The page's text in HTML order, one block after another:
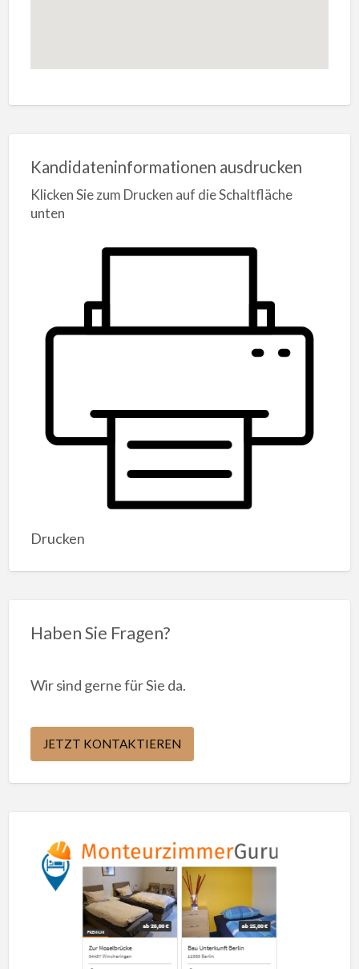
Kandidateninformationen ausdrucken
Klicken Sie zum Drucken auf die Schaltfläche
unten
Drucken
Haben Sie Fragen?
Wir sind gerne für Sie da.
JETZT KONTAKTIEREN